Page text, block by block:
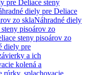
pre Deliace steny
diely pre Deliace
zo sklaNáhradné diely
pisoárov zo
steny pisoárov zo
diely pre
a ich
kolená a
rúrky, splachovacie